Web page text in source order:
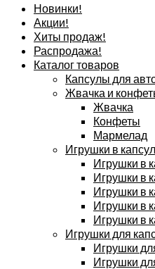
Новинки!
Акции!
Хиты продаж!
Распродажа!
Каталог товаров
Капсулы для
Жвачка и
Жвачка
Конфеты
Мармелад
Игрушки в
Игрушки в
Игрушки в
Игрушки в
Игрушки в
Игрушки в
Игрушки для
Игрушки
Игрушки